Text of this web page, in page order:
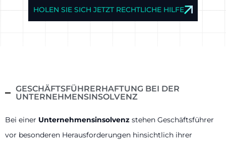
HOLEN SIE SICH JETZT RECHTLICHE HILFE
GESCHÄFTSFÜHRERHAFTUNG BEI DER
UNTERNEHMENSINSOLVENZ
Bei einer Unternehmensinsolvenz stehen Geschäftsführer
vor besonderen Herausforderungen hinsichtlich ihrer